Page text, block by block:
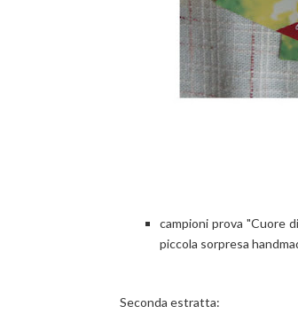
campioni prova "Cuore
piccola sorpresa
Seconda estratta: